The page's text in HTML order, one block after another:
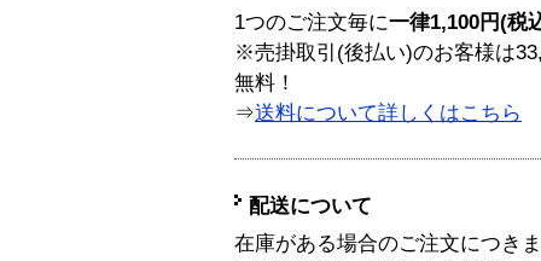
1つのご注文毎に一律1,100円(税
※売掛取引(後払い)のお客様は
無料！
⇒送料について詳しくはこちら
配送について
在庫がある場合のご注文につき